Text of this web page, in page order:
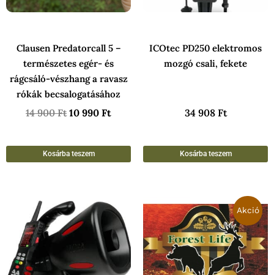
Clausen Predatorcall 5 –
természetes egér- és
rágcsáló-vészhang a ravasz
rókák becsalogatásához
14 900Ft 10 990 Ft
Kosárba teszem
ICOtec PD250 elektromos
mozgó csali, fekete
34 908 Ft
Kosárba teszem
Akció
Original
price
was:
2
748 Ft.
price
2
268 Ft.